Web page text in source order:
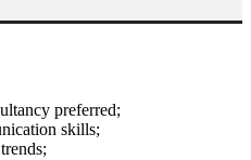
preferred;
skills;